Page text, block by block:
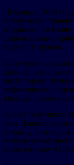
18 февраля 2019
предусматривавший
подражания в плане
первоклассный
мирового уровня.
В сентябре
дальнейшего
части города
эффективнее
ведущей ролью в
В 2021 году число
зоне Цяньхай
предыдущим годом.
используемых
прошлом году 93,8%